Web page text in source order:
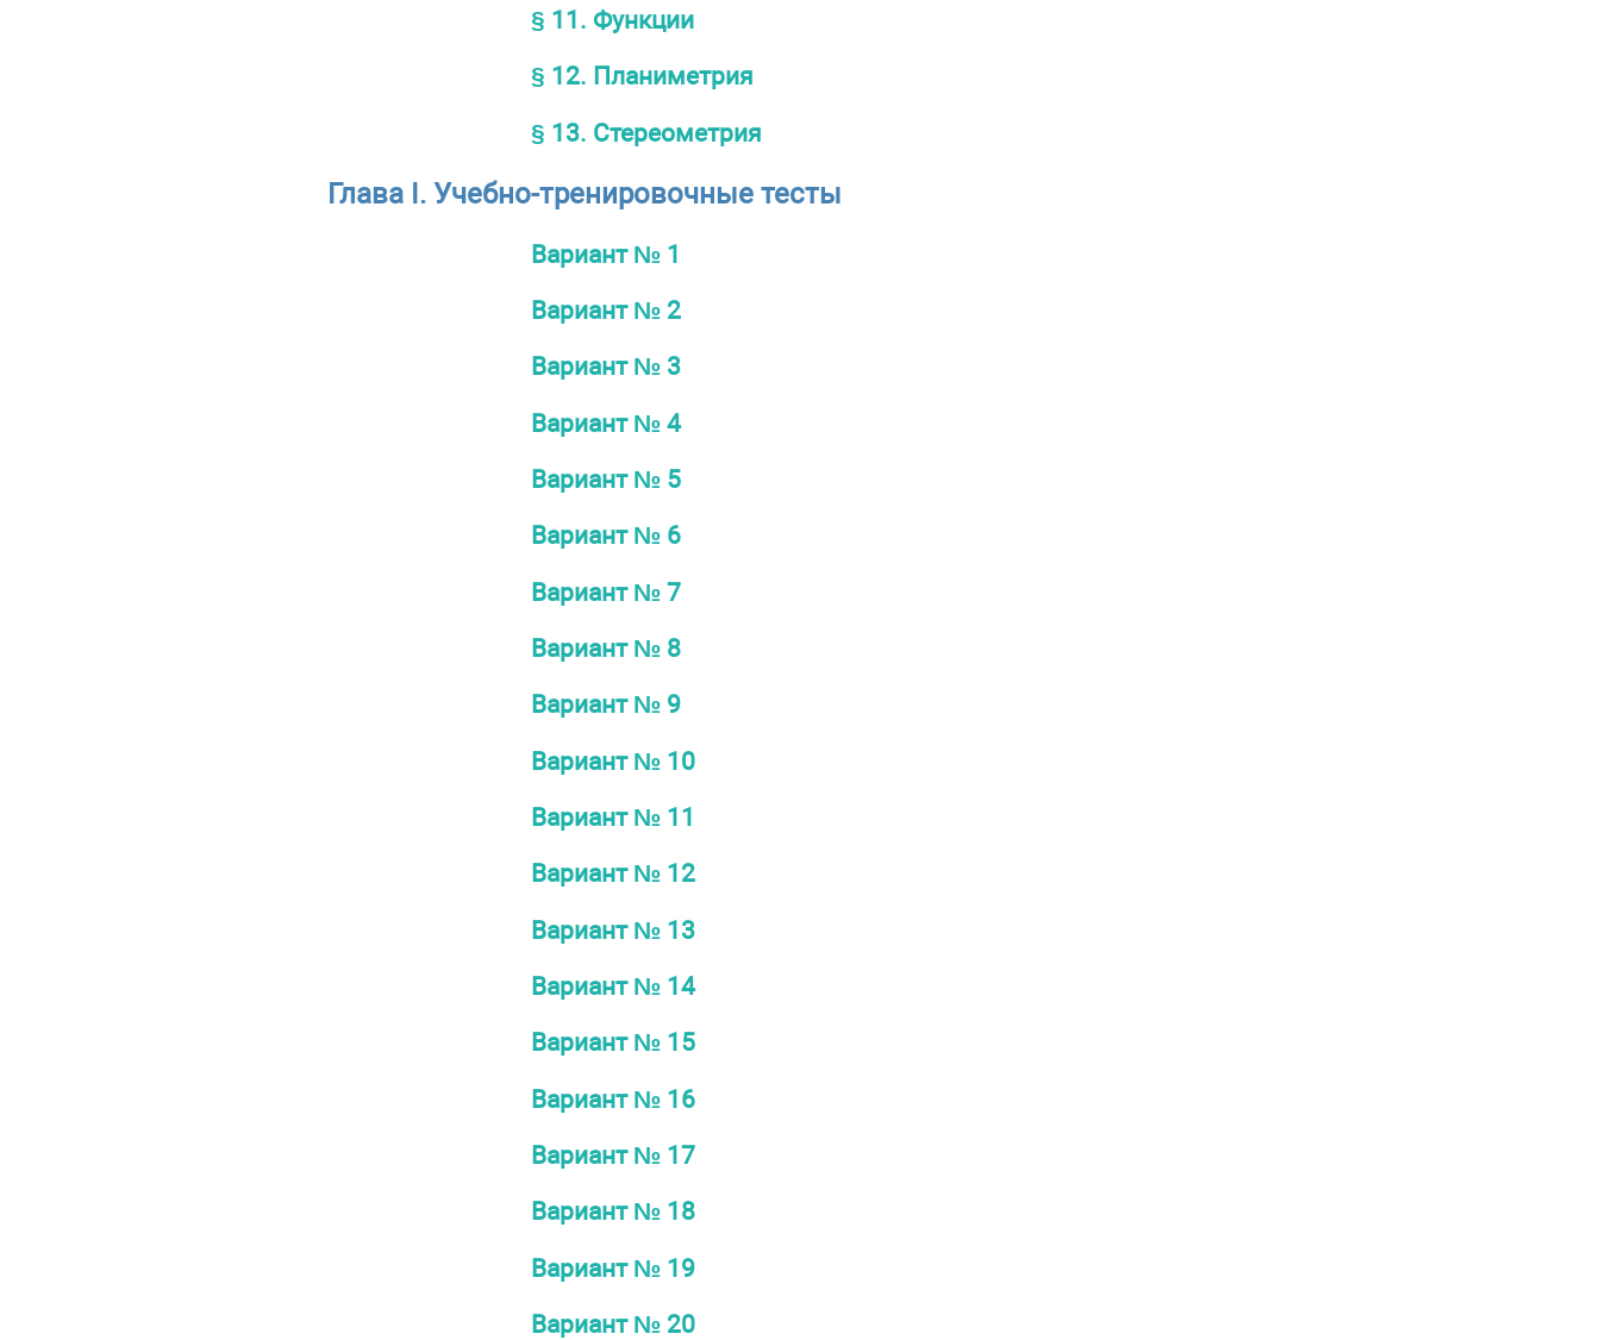
§ 11. Функции
§ 12. Планиметрия
§ 13. Стереометрия
Глава I. Учебно-тренировочные тесты
Вариант № 1
Вариант № 2
Вариант № 3
Вариант № 4
Вариант № 5
Вариант № 6
Вариант № 7
Вариант № 8
Вариант № 9
Вариант № 10
Вариант № 11
Вариант № 12
Вариант № 13
Вариант № 14
Вариант № 15
Вариант № 16
Вариант № 17
Вариант № 18
Вариант № 19
Вариант № 20